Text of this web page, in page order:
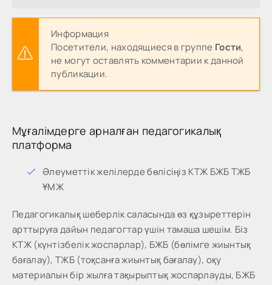
Информация
Посетители, находящиеся в группе Гости,
не могут оставлять комментарии к данной
публикации.
Мұғалімдерге арналған педагогикалық
платформа
Әлеуметтік желілерде бөлісіңіз КТЖ БЖБ ТЖБ
ҰМЖ
Педагогикалық шеберлік саласында өз құзыреттерін
арттыруға дайын педагогтар үшін тамаша шешім. Біз
КТЖ (күнтізбелік жоспарлар), БЖБ (бөлімге жиынтық
бағалау), ТЖБ (тоқсанға жиынтық бағалау), оқу
материалын бір жылға тақырыптық жоспарлауды, БЖБ